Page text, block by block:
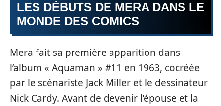
LES DÉBUTS DE MERA DANS LE
MONDE DES COMICS
Mera fait sa première apparition dans
l’album « Aquaman » #11 en 1963, cocréée
par le scénariste Jack Miller et le dessinateur
Nick Cardy. Avant de devenir l’épouse et la